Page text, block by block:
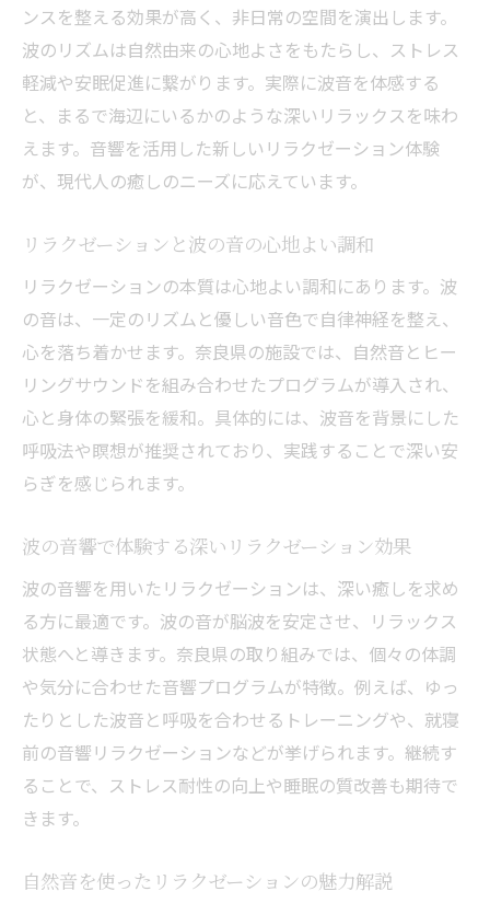
ンスを整える効果が高く、非日常の空間を演出します。
波のリズムは自然由来の心地よさをもたらし、ストレス
軽減や安眠促進に繋がります。実際に波音を体感する
と、まるで海辺にいるかのような深いリラックスを味わ
えます。音響を活用した新しいリラクゼーション体験
が、現代人の癒しのニーズに応えています。
リラクゼーションと波の音の心地よい調和
リラクゼーションの本質は心地よい調和にあります。波
の音は、一定のリズムと優しい音色で自律神経を整え、
心を落ち着かせます。奈良県の施設では、自然音とヒー
リングサウンドを組み合わせたプログラムが導入され、
心と身体の緊張を緩和。具体的には、波音を背景にした
呼吸法や瞑想が推奨されており、実践することで深い安
らぎを感じられます。
波の音響で体験する深いリラクゼーション効果
波の音響を用いたリラクゼーションは、深い癒しを求め
る方に最適です。波の音が脳波を安定させ、リラックス
状態へと導きます。奈良県の取り組みでは、個々の体調
や気分に合わせた音響プログラムが特徴。例えば、ゆっ
たりとした波音と呼吸を合わせるトレーニングや、就寝
前の音響リラクゼーションなどが挙げられます。継続す
ることで、ストレス耐性の向上や睡眠の質改善も期待で
きます。
自然音を使ったリラクゼーションの魅力解説